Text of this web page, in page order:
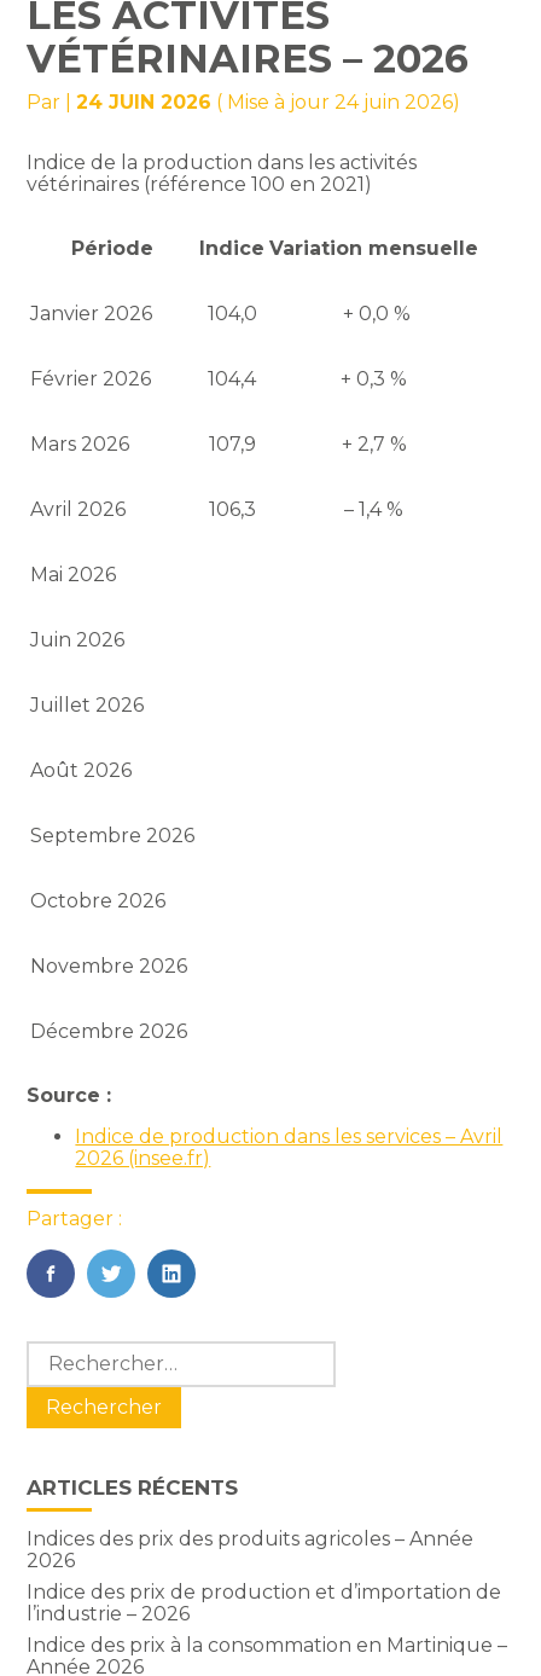
LES ACTIVITÉS
VÉTÉRINAIRES – 2026
Par |24 JUIN 2026 ( Mise à jour 24 juin 2026)
Indice de la production dans les activités
vétérinaires (référence 100 en 2021)
Période Indice Variation mensuelle
Janvier 2026 104,0 + 0,0 %
Février 2026 104,4 + 0,3 %
Mars 2026 107,9 + 2,7 %
Avril 2026 106,3 – 1,4 %
Mai 2026
Juin 2026
Juillet 2026
Août 2026
Septembre 2026
Octobre 2026
Novembre 2026
Décembre 2026
Source :
Indice de production dans les services – Avril
2026 (insee.fr)
Partager :
FaceBook
TwitterLinkedIn
Blog
sidebar
Rechercher :
ARTICLES RÉCENTS
Indices des prix des produits agricoles – Année
2026
Indice des prix de production et d’importation de
l’industrie – 2026
Indice des prix à la consommation en Martinique –
Année 2026